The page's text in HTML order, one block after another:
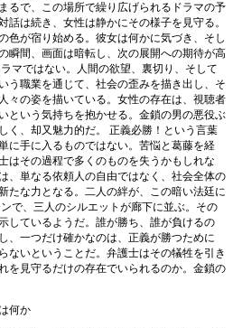
るで、この場所で繰り広げられるドラマの予
話は続き、女性は静かにその様子を見守る。
色が宿り始める。彼女は何かに気づき、そし
瞬間、画面は暗転し、次の展開への期待が高
マではない。人間の欲望、裏切り、そして
う職業を通じて、社会の歪みを描き出し、そ
々の姿を描いている。女性の存在は、視聴者
という気持ちを抱かせる。金鎖の男の悪役ぶ
く、却又魅力的だ。 正義必勝！という言葉
に手に入るものではない。苦悩と葛藤を経
はその過程で多くのものを失うかもしれな
、単なる依頼人の自由ではなく、社会全体の
たな力となる。二人の絆が、この暗い法廷に
で、三人のシルエットが廊下に並ぶ。その
しているようだ。誰が勝ち、誰が負けるの
、一つだけ確かなのは、正義が勝つために
ないということだ。弁護士はその犠牲を引き
を見守るだけの存在でいられるのか。金鎖の
何か